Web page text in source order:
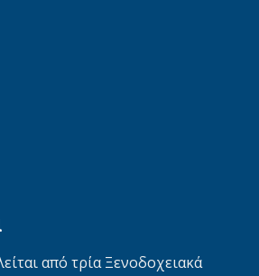
από τρία Ξενοδοχειακά